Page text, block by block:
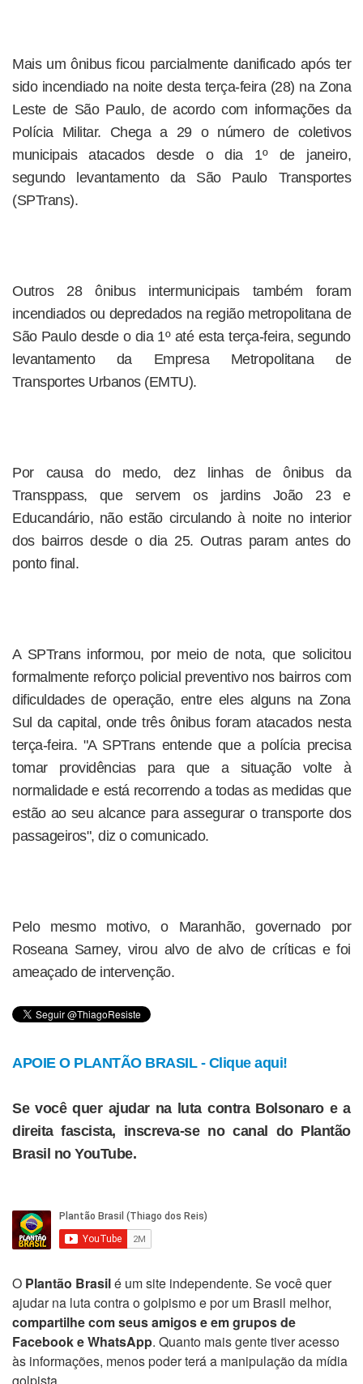
Mais um ônibus ficou parcialmente danificado após ter
sido incendiado na noite desta terça-feira (28) na Zona
Leste de São Paulo, de acordo com informações da
Polícia Militar. Chega a 29 o número de coletivos
municipais atacados desde o dia 1º de janeiro,
segundo levantamento da São Paulo Transportes
(SPTrans).
Outros 28 ônibus intermunicipais também foram
incendiados ou depredados na região metropolitana de
São Paulo desde o dia 1º até esta terça-feira, segundo
levantamento da Empresa Metropolitana de
Transportes Urbanos (EMTU).
Por causa do medo, dez linhas de ônibus da
Transppass, que servem os jardins João 23 e
Educandário, não estão circulando à noite no interior
dos bairros desde o dia 25. Outras param antes do
ponto final.
A SPTrans informou, por meio de nota, que solicitou
formalmente reforço policial preventivo nos bairros com
dificuldades de operação, entre eles alguns na Zona
Sul da capital, onde três ônibus foram atacados nesta
terça-feira. "A SPTrans entende que a polícia precisa
tomar providências para que a situação volte à
normalidade e está recorrendo a todas as medidas que
estão ao seu alcance para assegurar o transporte dos
passageiros", diz o comunicado.
Pelo mesmo motivo, o Maranhão, governado por
Roseana Sarney, virou alvo de alvo de críticas e foi
ameaçado de intervenção.
APOIE O PLANTÃO BRASIL - Clique aqui!
Se você quer ajudar na luta contra Bolsonaro e a
direita fascista, inscreva-se no canal do Plantão
Brasil no YouTube.
O Plantão Brasilé um site independente. Se você quer
ajudar na luta contra o golpismo e por um Brasil melhor,
compartilhe com seus amigos e em grupos de
Facebook e WhatsApp. Quanto mais gente tiver acesso
às informações, menos poder terá a manipulação da mídia